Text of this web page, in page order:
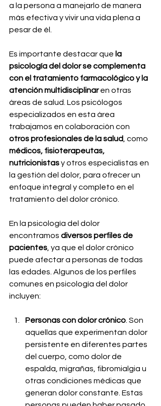
a la persona a manejarlo de manera
más efectiva y vivir una vida plena a
pesar de él.
Es importante destacar que la
psicología del dolor se complementa
con el tratamiento farmacológico y la
atención multidisciplinar en otras
áreas de salud. Los psicólogos
especializados en esta área
trabajamos en colaboración con
otros profesionales de la salud, como
médicos, fisioterapeutas,
nutricionistas y otros especialistas en
la gestión del dolor, para ofrecer un
enfoque integral y completo en el
tratamiento del dolor crónico.
En la psicología del dolor
encontramos diversos perfiles de
pacientes, ya que el dolor crónico
puede afectar a personas de todas
las edades. Algunos de los perfiles
comunes en psicología del dolor
incluyen:
Personas con dolor crónico. Son
aquellas que experimentan dolor
persistente en diferentes partes
del cuerpo, como dolor de
espalda, migrañas, fibromialgia u
otras condiciones médicas que
generan dolor constante. Estas